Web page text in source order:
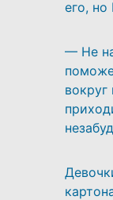
его, но
— Не